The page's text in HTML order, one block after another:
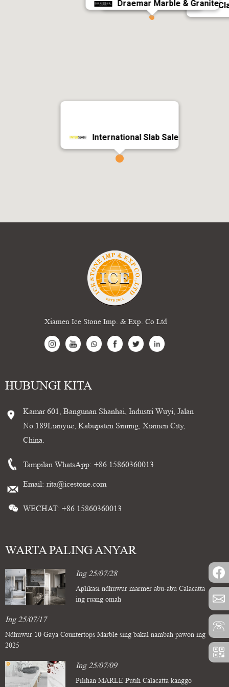
International Slab Sale
Draemar Marble & Granite
Xiamen Ice Stone Imp. & Exp. Co Ltd
HUBUNGI KITA
Kamar 601, Bangunan Shanhai, Industri Wuyi, Jalan
No.189Lianyue, Kabupaten Siming, Xiamen City,
China.
Tampilan WhatsApp: +86 15860360013
Email: rita@icestone.com
WECHAT: +86 15860360013
WARTA PALING ANYAR
Ing 25/07/28
Aplikasi ndhuwur marmer abu-abu Calacatta
ing ruang omah
Ing 25/07/17
Ndhuwur 10 Gaya Countertops Marble sing bakal nambah pawon ing
2025
Ing 25/07/09
Pilihan MARLE Putih Calacatta kanggo